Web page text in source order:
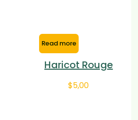
Read more
Haricot Rouge
$5,00